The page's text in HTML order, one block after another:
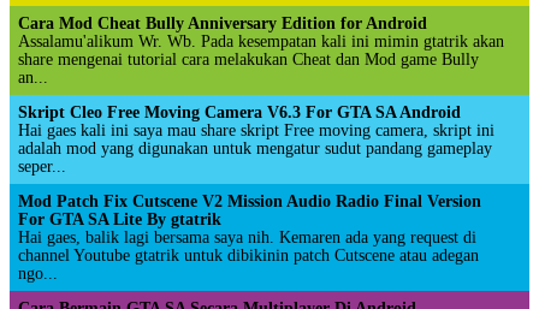
Cara Mod Cheat Bully Anniversary Edition for Android
Assalamu'alikum Wr. Wb. Pada kesempatan kali ini mimin gtatrik akan
share mengenai tutorial cara melakukan Cheat dan Mod game Bully
an...
Skript Cleo Free Moving Camera V6.3 For GTA SA Android
Hai gaes kali ini saya mau share skript Free moving camera, skript ini
adalah mod yang digunakan untuk mengatur sudut pandang gameplay
seper...
Mod Patch Fix Cutscene V2 Mission Audio Radio Final Version
For GTA SA Lite By gtatrik
Hai gaes, balik lagi bersama saya nih. Kemaren ada yang request di
channel Youtube gtatrik untuk dibikinin patch Cutscene atau adegan
ngo...